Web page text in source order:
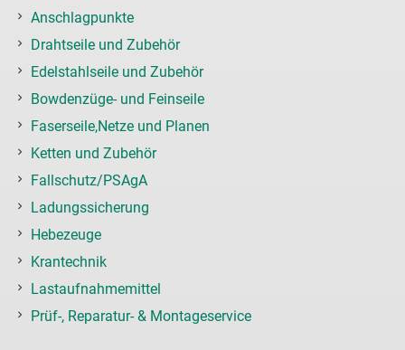
Anschlagpunkte
Drahtseile und Zubehör
Edelstahlseile und Zubehör
Bowdenzüge- und Feinseile
Faserseile,Netze und Planen
Ketten und Zubehör
Fallschutz/PSAgA
Ladungssicherung
Hebezeuge
Krantechnik
Lastaufnahmemittel
Prüf-, Reparatur- & Montageservice